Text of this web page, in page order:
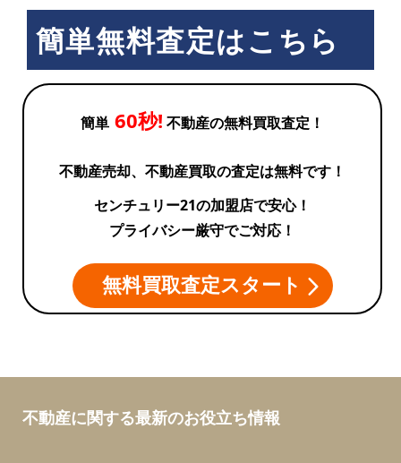
簡単無料査定はこちら
簡単 60秒! 不動産の無料買取査定！
不動産売却、不動産買取の査定は無料です！
センチュリー21の加盟店で安心！
プライバシー厳守でご対応！
無料買取査定スタート
不動産に関する最新のお役立ち情報